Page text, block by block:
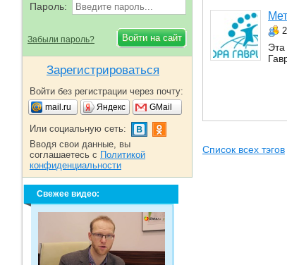
Список всех тэгов
Пароль:
Забыли пароль?
Зарегистрироваться
Войти без регистрации через почту:
mail.ru Яндекс GMail
Или социальную сеть:
Вводя свои данные, вы
соглашаетесь с Политикой
конфиденциальности
Свежее видео: